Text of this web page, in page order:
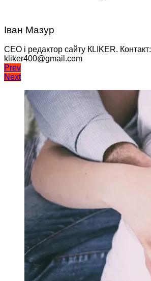
Іван Мазур
CEO і редактор сайту КLIKER. Контакт:
kliker400@gmail.com
Навігація
записів
Prev
Next